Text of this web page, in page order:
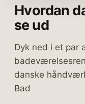
Hvordan
se ud
Dyk ned i et par
danske
Bad